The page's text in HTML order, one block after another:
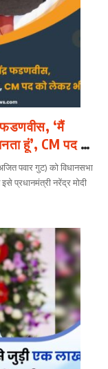
फडणवीस, ‘मैं
हूं’, CM पद को
पवार गुट) को विधानसभा
प्रधानमंत्री नरेंद्र मोदी